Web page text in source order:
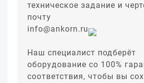
техническое задание и
почту
info@ankorn.ru
Наш специалист подберёт
оборудование со 100%
соответствия, чтобы вы